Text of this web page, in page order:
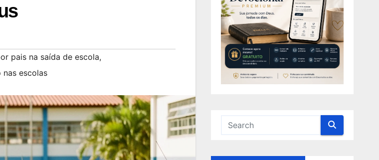
pais na saída de escola,
nas escolas